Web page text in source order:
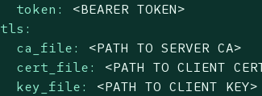
token:
<BEARER TOKEN>
tls:
ca_file:
<PATH TO SERVER CA>
cert_file:
<PATH TO CLIENT
key_file:
<PATH TO CLIENT KEY>